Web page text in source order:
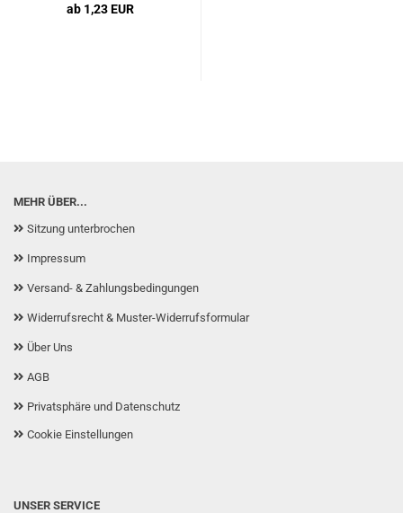
ab 1,23 EUR
MEHR ÜBER...
Sitzung unterbrochen
Impressum
Versand- & Zahlungsbedingungen
Widerrufsrecht & Muster-Widerrufsformular
Über Uns
AGB
Privatsphäre und Datenschutz
Cookie Einstellungen
UNSER SERVICE